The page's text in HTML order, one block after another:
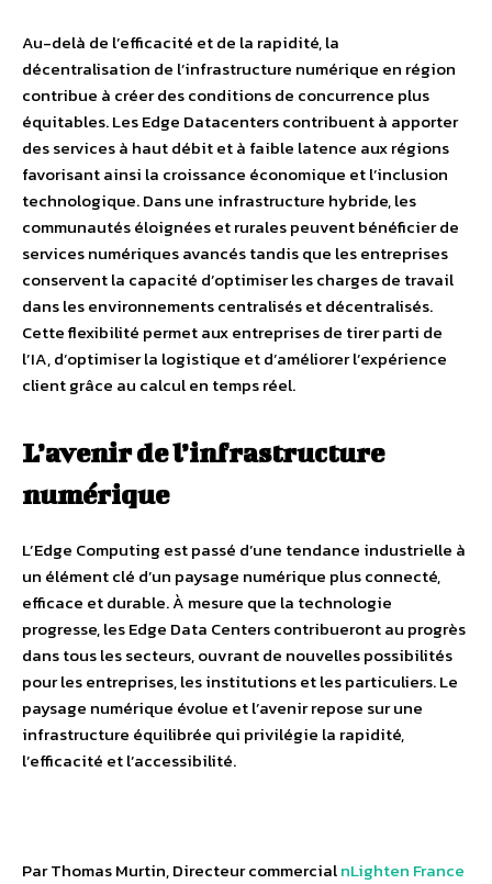
Au-delà de l’efficacité et de la rapidité, la
décentralisation de l’infrastructure numérique en région
contribue à créer des conditions de concurrence plus
équitables. Les Edge Datacenters contribuent à apporter
des services à haut débit et à faible latence aux régions
favorisant ainsi la croissance économique et l’inclusion
technologique. Dans une infrastructure hybride, les
communautés éloignées et rurales peuvent bénéficier de
services numériques avancés tandis que les entreprises
conservent la capacité d’optimiser les charges de travail
dans les environnements centralisés et décentralisés.
Cette flexibilité permet aux entreprises de tirer parti de
l’IA, d’optimiser la logistique et d’améliorer l’expérience
client grâce au calcul en temps réel.
L’avenir de l’infrastructure
numérique
L’Edge Computing est passé d’une tendance industrielle à
un élément clé d’un paysage numérique plus connecté,
efficace et durable. À mesure que la technologie
progresse, les Edge Data Centers contribueront au progrès
dans tous les secteurs, ouvrant de nouvelles possibilités
pour les entreprises, les institutions et les particuliers. Le
paysage numérique évolue et l’avenir repose sur une
infrastructure équilibrée qui privilégie la rapidité,
l’efficacité et l’accessibilité.
Par Thomas Murtin, Directeur commercialnLighten France